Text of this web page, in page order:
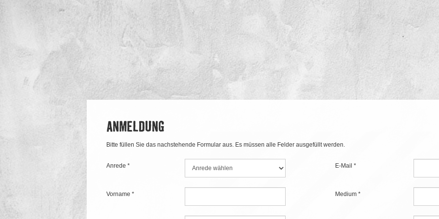
ANMELDUNG
Bitte füllen Sie das nachstehende Formular aus. Es müssen alle Felder ausgefüllt werden.
Anrede *
Vorname *
E-Mail *
Medium *